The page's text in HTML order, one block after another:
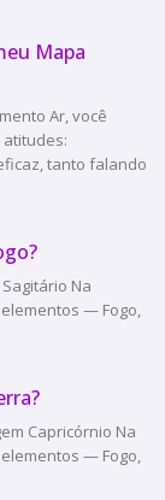
Mapa
Ar, você
tanto falando
Na
— Fogo,
Capricórnio Na
— Fogo,